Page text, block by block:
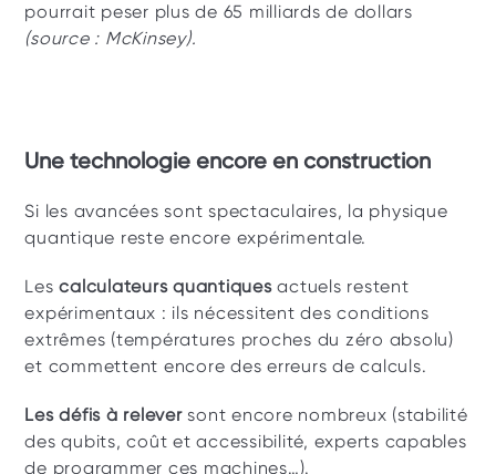
pourrait peser plus de 65 milliards de dollars
(source : McKinsey).
Une technologie encore en construction
Si les avancées sont spectaculaires, la physique
quantique reste encore expérimentale.
Les calculateurs quantiques actuels restent
expérimentaux : ils nécessitent des conditions
extrêmes (températures proches du zéro absolu)
et commettent encore des erreurs de calculs.
Les défis à relever sont encore nombreux (stabilité
des qubits, coût et accessibilité, experts capables
de programmer ces machines…).